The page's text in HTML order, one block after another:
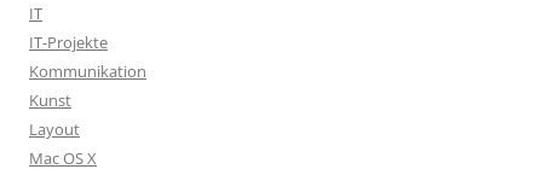
IT
IT-Projekte
Kommunikation
Kunst
Layout
Mac OS X